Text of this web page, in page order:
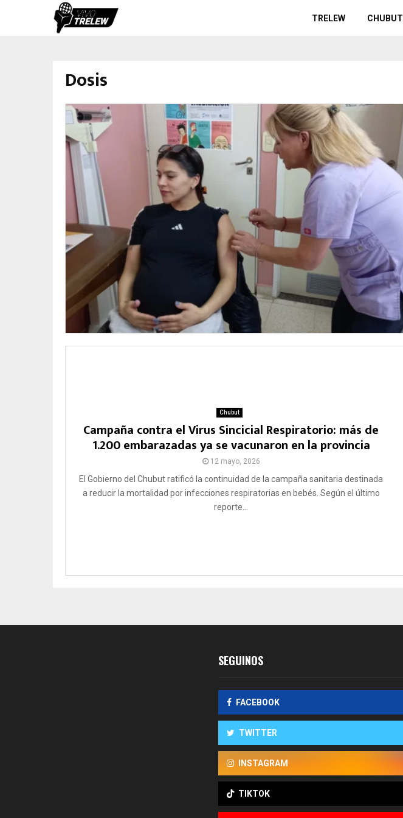
TRELEW CHUBUT
Dosis
Chubut
Campaña contra el Virus Sincicial Respiratorio: más de
1.200 embarazadas ya se vacunaron en la provincia
12 mayo, 2026
El Gobierno del Chubut ratificó la continuidad de la campaña sanitaria destinada
a reducir la mortalidad por infecciones respiratorias en bebés. Según el último
reporte...
SEGUINOS
FACEBOOK
TWITTER
INSTAGRAM
TIKTOK